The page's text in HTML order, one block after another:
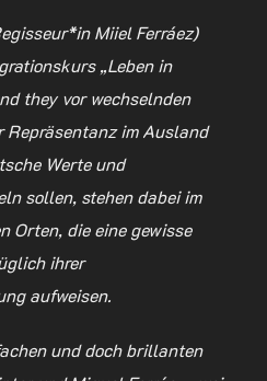
Miiel Ferráez)
„Leben in
they vor wechselnden
im Ausland
Werte und
sollen, stehen dabei im
Orten, die eine gewisse
ihrer
aufweisen.
und doch brillanten